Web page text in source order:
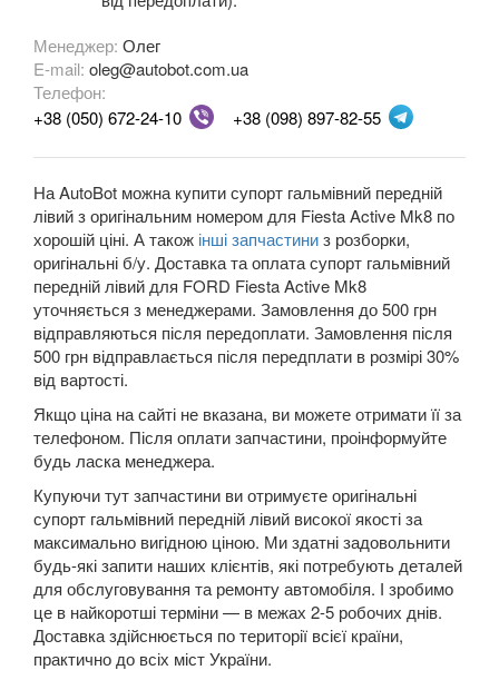
F-150 XIII (P552)
Galaxy Mk2 (VX, VY, WGR)
Galaxy Mk3 (CA1, WA6)
KA Mk1 (RBT)
KA Mk2 (RU8)
KA Mk3
KA+
KA+ Active
Kuga Mk1 (CBV)
Kuga Mk2 (CBS)
Mondeo Mk3 (B5Y, BWY, B4Y)
Mondeo Mk4 (CA2)
Mondeo Mk5
Mustang V
Mustang VI (S550)
Менеджер: Олег
E-mail: oleg@autobot.com.ua
Телефон:
+38 (050) 672-24-10
+38 (098) 897-82-55
На AutoBot можна купити супорт гальмівний передній
лівий з оригінальним номером для Fiesta Active Mk8 по
хорошій ціні. А також інші запчастиниз розборки,
оригінальні б/у. Доставка та оплата супорт гальмівний
передній лівий для FORD Fiesta Active Mk8
уточняється з менеджерами. Замовлення до 500 грн
відправляються після передоплати. Замовлення після
500 грн відправлається після передплати в розмірі 30%
від вартості.
Якщо ціна на сайті не вказана, ви можете отримати її за
телефоном. Після оплати запчастини, проінформуйте
будь ласка менеджера.
Купуючи тут запчастини ви отримуєте оригінальні
супорт гальмівний передній лівий високої якості за
максимально вигідною ціною. Ми здатні задовольнити
будь-які запити наших клієнтів, які потребують деталей
для обслуговування та ремонту автомобіля. І зробимо
це в найкоротші терміни — в межах 2-5 робочих днів.
Доставка здійснюється по території всієї країни,
практично до всіх міст України.